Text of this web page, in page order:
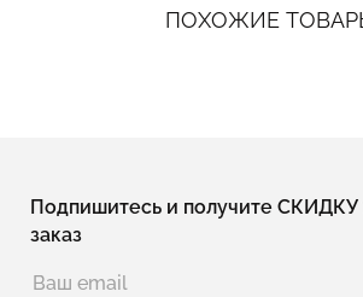
ПОХОЖИЕ
Подпишитесь и получите СКИДКУ
заказ